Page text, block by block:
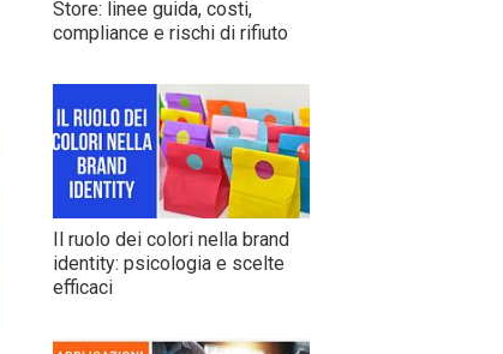
Store: linee guida, costi,
compliance e rischi di rifiuto
Il ruolo dei colori nella brand
identity: psicologia e scelte
efficaci